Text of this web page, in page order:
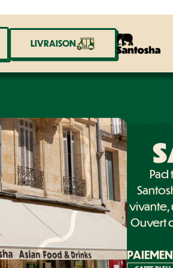
LIVRAISON
LIVRAISON
vivante,
Ouvert